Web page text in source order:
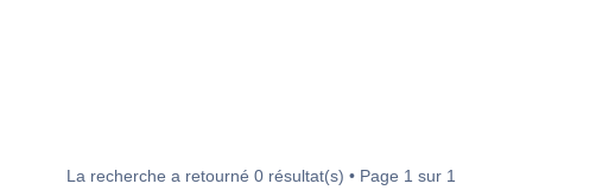
La recherche a retourné 0 résultat(s) • Page 1 sur 1